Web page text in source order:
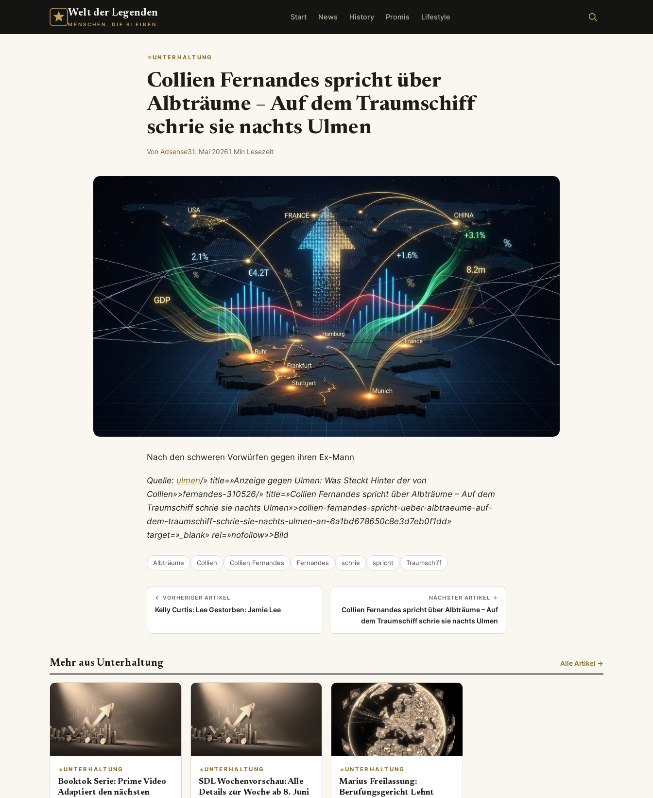
Welt der Legenden
MENSCHEN, DIE BLEIBEN
Start News History Promis Lifestyle
UNTERHALTUNG
Collien Fernandes spricht über
Albträume – Auf dem Traumschiff
schrie sie nachts Ulmen
Von Adsense31. Mai 20261 Min Lesezeit
Nach den schweren Vorwürfen gegen ihren Ex-Mann
Quelle: ulmen/» title=»Anzeige gegen Ulmen: Was Steckt Hinter der von
Collien»>fernandes-310526/» title=»Collien Fernandes spricht über Albträume – Auf dem
Traumschiff schrie sie nachts Ulmen»>collien-fernandes-spricht-ueber-albtraeume-auf-
dem-traumschiff-schrie-sie-nachts-ulmen-an-6a1bd678650c8e3d7eb0f1dd»
target=»_blank» rel=»nofollow»>Bild
Albträume Collien Collien Fernandes Fernandes schrie spricht Traumschiff
← VORHERIGER ARTIKEL
Kelly Curtis: Lee Gestorben: Jamie Lee
NÄCHSTER ARTIKEL →
Collien Fernandes spricht über Albträume – Auf
dem Traumschiff schrie sie nachts Ulmen
Mehr aus Unterhaltung Alle Artikel →
UNTERHALTUNG
Booktok Serie: Prime Video
Adaptiert den nächsten
UNTERHALTUNG
SDL Wochenvorschau: Alle
Details zur Woche ab 8. Juni
UNTERHALTUNG
Marius Freilassung:
Berufungsgericht Lehnt